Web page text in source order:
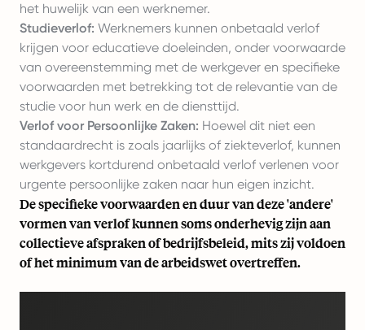
het huwelijk van een werknemer.
Studieverlof: Werknemers kunnen onbetaald verlof
krijgen voor educatieve doeleinden, onder voorwaarde
van overeenstemming met de werkgever en specifieke
voorwaarden met betrekking tot de relevantie van de
studie voor hun werk en de diensttijd.
Verlof voor Persoonlijke Zaken: Hoewel dit niet een
standaardrecht is zoals jaarlijks of ziekteverlof, kunnen
werkgevers kortdurend onbetaald verlof verlenen voor
urgente persoonlijke zaken naar hun eigen inzicht.
De specifieke voorwaarden en duur van deze 'andere'
vormen van verlof kunnen soms onderhevig zijn aan
collectieve afspraken of bedrijfsbeleid, mits zij voldoen
of het minimum van de arbeidswet overtreffen.